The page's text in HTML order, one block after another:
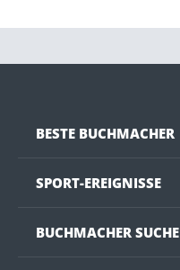
BESTE BUCHMACHER
SPORT-EREIGNISSE
BUCHMACHER SUCHE